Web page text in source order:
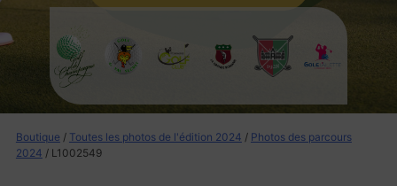
Boutique / Toutes les photos de l'édition 2024 / Photos des parcours
2024 / L1002549